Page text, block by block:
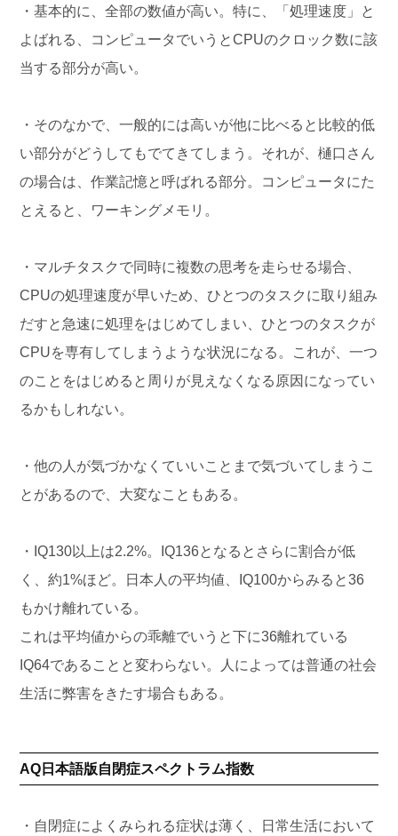
・基本的に、全部の数値が高い。特に、「処理速度」と
よばれる、コンピュータでいうとCPUのクロック数に該
当する部分が高い。
・そのなかで、一般的には高いが他に比べると比較的低
い部分がどうしてもでてきてしまう。それが、樋口さん
の場合は、作業記憶と呼ばれる部分。コンピュータにた
とえると、ワーキングメモリ。
・マルチタスクで同時に複数の思考を走らせる場合、
CPUの処理速度が早いため、ひとつのタスクに取り組み
だすと急速に処理をはじめてしまい、ひとつのタスクが
CPUを専有してしまうような状況になる。これが、一つ
のことをはじめると周りが見えなくなる原因になってい
るかもしれない。
・他の人が気づかなくていいことまで気づいてしまうこ
とがあるので、大変なこともある。
・IQ130以上は2.2%。IQ136となるとさらに割合が低
く、約1%ほど。日本人の平均値、IQ100からみると36
もかけ離れている。
これは平均値からの乖離でいうと下に36離れている
IQ64であることと変わらない。人によっては普通の社会
生活に弊害をきたす場合もある。
AQ日本語版自閉症スペクトラム指数
・自閉症によくみられる症状は薄く、日常生活において